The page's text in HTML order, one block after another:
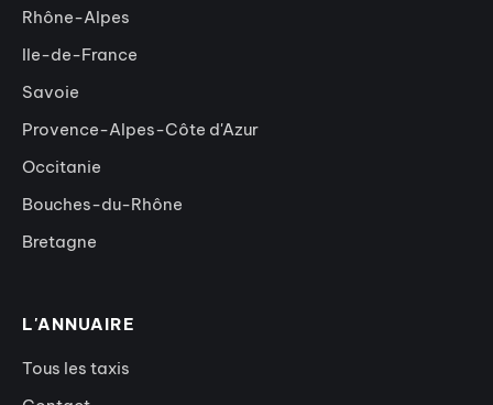
Rhône-Alpes
Ile-de-France
Savoie
Provence-Alpes-Côte d'Azur
Occitanie
Bouches-du-Rhône
Bretagne
L'ANNUAIRE
Tous les taxis